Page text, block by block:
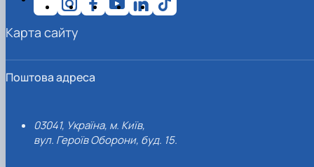
Поштова адреса
03041, Україна, м. Київ,
вул. Героїв Оборони, буд. 15.
Карта сайту